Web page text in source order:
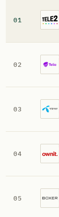
01
02
03
04
05